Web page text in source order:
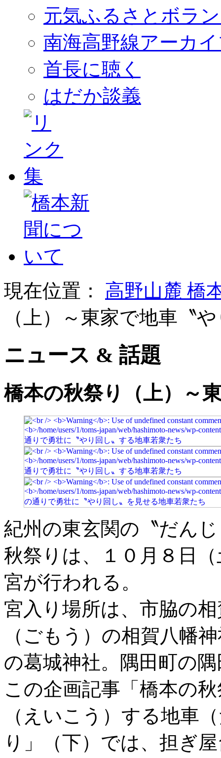
元気ふるさとボラ
南海高野線アーカ
首長に聴く
はだか談義
現在位置： 高野山麓 橋
（上）～東家で地車〝
ニュース & 話題
橋本の秋祭り（上）～
紀州の東玄関の〝だん
秋祭りは、１０月８日
宮が行われる。
宮入り場所は、市脇の
（ごもう）の相賀八幡
の葛城神社。隅田町の
この企画記事「橋本の
（えいこう）する地車
り」（下）では、担ぎ